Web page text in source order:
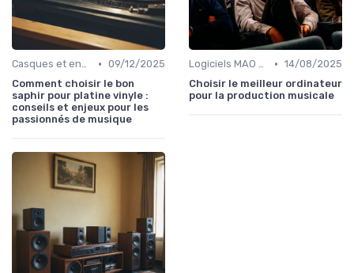
Casques et enceintes de monitoring • 09/12/2025
Comment choisir le bon
saphir pour platine vinyle :
conseils et enjeux pour les
passionnés de musique
Logiciels MAO et DAW • 14/08/2025
Choisir le meilleur ordinateur
pour la production musicale